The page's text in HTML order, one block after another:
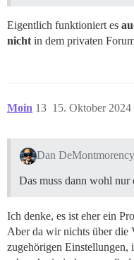
Eigentlich funktioniert es
nicht in dem privaten
Moin 15. Oktober 2024
13
Dan
Das muss dann wohl
Ich denke, es ist eher ein
Aber da wir nichts über die
zugehörigen Einstellungen,